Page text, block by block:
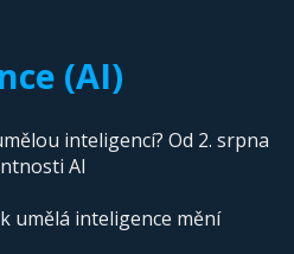
(AI)
inteligencí? Od 2. srpna
AI
umělá inteligence mění